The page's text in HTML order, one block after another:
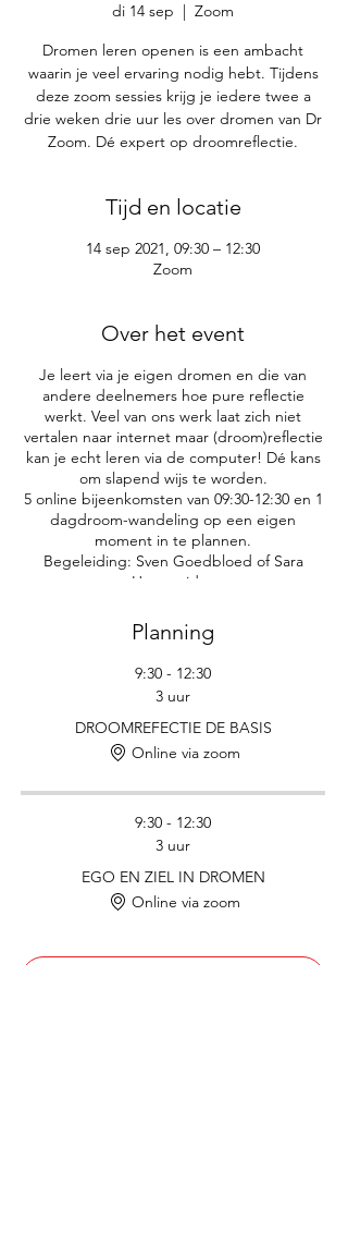
di 14 sep
  |
Zoom
Dromen leren openen is een ambacht
waarin je veel ervaring nodig hebt. Tijdens
deze zoom sessies krijg je iedere twee a
drie weken drie uur les over dromen van Dr
Zoom. Dé expert op droomreflectie.
Tijd en locatie
14 sep 2021, 09:30 – 12:30
Zoom
Over het event
Je leert via je eigen dromen en die van
andere deelnemers hoe pure reflectie
werkt. Veel van ons werk laat zich niet
vertalen naar internet maar (droom)reflectie
kan je echt leren via de computer! Dé kans
om slapend wijs te worden.
5 online bijeenkomsten van 09:30-12:30 en 1
dagdroom-wandeling op een eigen
moment in te plannen.
Begeleiding: Sven Goedbloed of Sara
Hermanides
Planning
9:30 - 12:30
3 uur
DROOMREFECTIE DE BASIS
Online via zoom
9:30 - 12:30
3 uur
EGO EN ZIEL IN DROMEN
Online via zoom